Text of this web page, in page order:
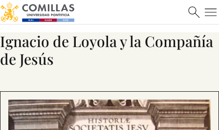
Ignacio de Loyola y la Compañía
de Jesús